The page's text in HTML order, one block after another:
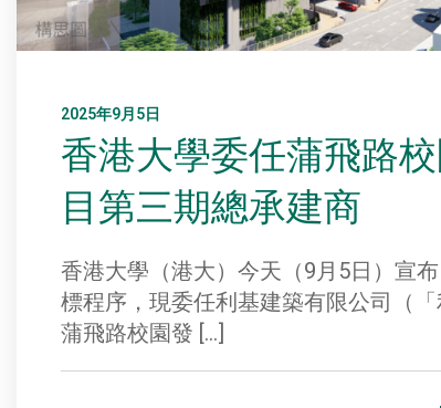
2025年9月5日
香港大學委任蒲飛路
目第三期總承建商
香港大學（港大）今天（9月5日）宣
標程序，現委任利基建築有限公司（
蒲飛路校園發 […]